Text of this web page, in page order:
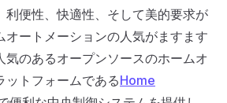
利便性、快適性、そして美的要求が
オートメーションの人気がますます
気のあるオープンソースのホームオ
ットフォームであるHome